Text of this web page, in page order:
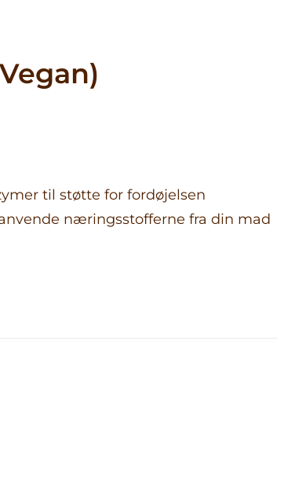
til støtte for fordøjelsen
næringsstofferne fra din mad